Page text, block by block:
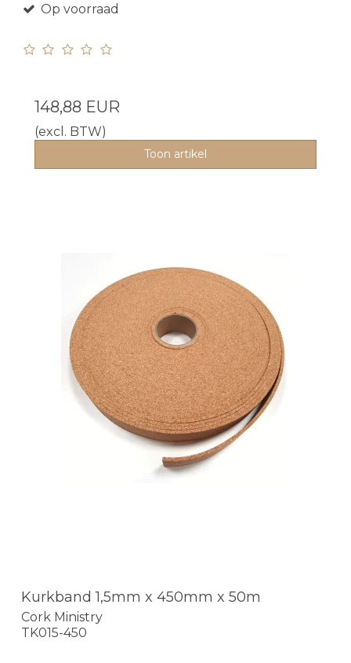
Op voorraad
148,88 EUR
(excl. BTW)
Toon artikel
Kurkband 1,5mm x 450mm x 50m
Cork Ministry
TK015-450